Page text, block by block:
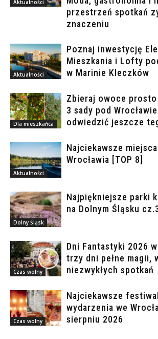
Aktualności
przestrzeń spotkań
znaczeniu
Aktualności
Poznaj inwestycję
Mieszkania i Lofty
w Marinie Kleczków
Dla mieszkańca
Zbieraj owoce prosto
3 sady pod
odwiedzić jeszcze
Aktualności
Najciekawsze
Wrocławia [TOP 8]
Dolny Śląsk
Najpiękniejsze parki
na Dolnym Śląsku
Czas wolny
Dni Fantastyki 2026
trzy dni pełne magii,
niezwykłych spotkań
Czas wolny
Najciekawsze
wydarzenia we
sierpniu 2026